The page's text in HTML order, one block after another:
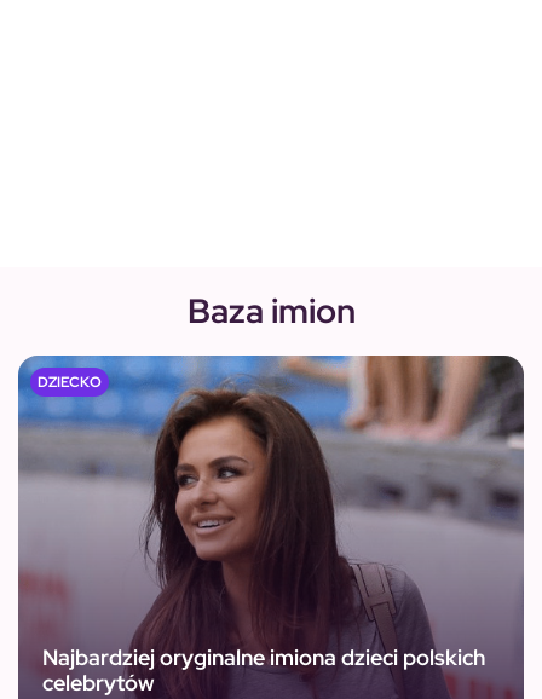
Baza imion
Najbardziej oryginalne imiona dzieci polskich
celebrytów
DZIECKO